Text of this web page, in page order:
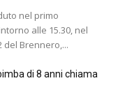
nel primo
alle 15.30, nel
Brennero,...
di 8 anni chiama